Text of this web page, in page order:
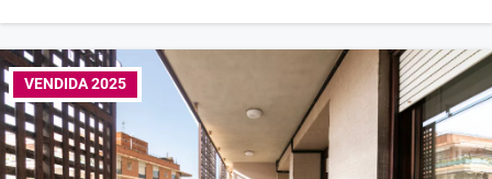
VENDIDA 2025